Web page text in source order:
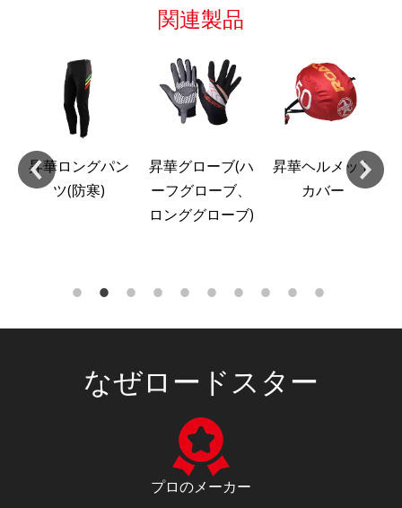
関連製品
昇華ロングパン
ツ(防寒)
昇華グローブ(ハ
ーフグローブ、
ロンググローブ)
昇華ヘルメット
カバー
なぜロードスター
プロのメーカー